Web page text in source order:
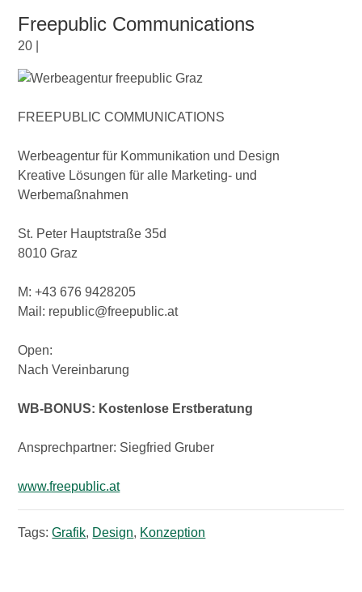
Freepublic Communications
20 |
FREEPUBLIC COMMUNICATIONS
Werbeagentur für Kommunikation und Design
Kreative Lösungen für alle Marketing- und
Werbemaßnahmen
St. Peter Hauptstraße 35d
8010 Graz
M: +43 676 9428205
Mail: republic@freepublic.at
Open:
Nach Vereinbarung
WB-BONUS: Kostenlose Erstberatung
Ansprechpartner: Siegfried Gruber
www.freepublic.at
Tags:Grafik, Design, Konzeption